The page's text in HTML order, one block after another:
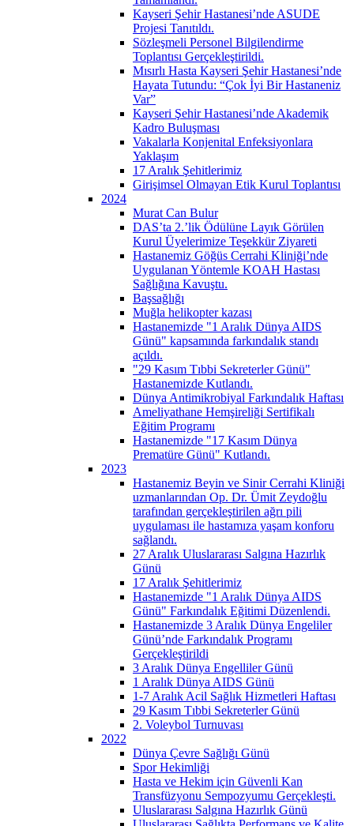
Kayseri Şehir Hastanesi’nde ASUDE
Projesi Tanıtıldı.
Sözleşmeli Personel Bilgilendirme
Toplantısı Gerçekleştirildi.
Mısırlı Hasta Kayseri Şehir Hastanesi’nde
Hayata Tutundu: “Çok İyi Bir Hastaneniz
Var”
Kayseri Şehir Hastanesi’nde Akademik
Kadro Buluşması
Vakalarla Konjenital Enfeksiyonlara
Yaklaşım
17 Aralık Şehitlerimiz
Girişimsel Olmayan Etik Kurul Toplantısı
2024
Murat Can Bulur
DAS’ta 2.’lik Ödülüne Layık Görülen
Kurul Üyelerimize Teşekkür Ziyareti
Hastanemiz Göğüs Cerrahi Kliniği’nde
Uygulanan Yöntemle KOAH Hastası
Sağlığına Kavuştu.
Başsağlığı
Muğla helikopter kazası
Hastanemizde "1 Aralık Dünya AIDS
Günü" kapsamında farkındalık standı
açıldı.
"29 Kasım Tıbbi Sekreterler Günü"
Hastanemizde Kutlandı.
Dünya Antimikrobiyal Farkındalık Haftası
Ameliyathane Hemşireliği Sertifikalı
Eğitim Programı
Hastanemizde "17 Kasım Dünya
Prematüre Günü" Kutlandı.
2023
Hastanemiz Beyin ve Sinir Cerrahi Kliniği
uzmanlarından Op. Dr. Ümit Zeydoğlu
tarafından gerçekleştirilen ağrı pili
uygulaması ile hastamıza yaşam konforu
sağlandı.
27 Aralık Uluslararası Salgına Hazırlık
Günü
17 Aralık Şehitlerimiz
Hastanemizde "1 Aralık Dünya AIDS
Günü" Farkındalık Eğitimi Düzenlendi.
Hastanemizde 3 Aralık Dünya Engeliler
Günü’nde Farkındalık Programı
Gerçekleştirildi
3 Aralık Dünya Engelliler Günü
1 Aralık Dünya AIDS Günü
1-7 Aralık Acil Sağlık Hizmetleri Haftası
29 Kasım Tıbbi Sekreterler Günü
2. Voleybol Turnuvası
2022
Dünya Çevre Sağlığı Günü
Spor Hekimliği
Hasta ve Hekim için Güvenli Kan
Transfüzyonu Sempozyumu Gerçekleşti.
Uluslararası Salgına Hazırlık Günü